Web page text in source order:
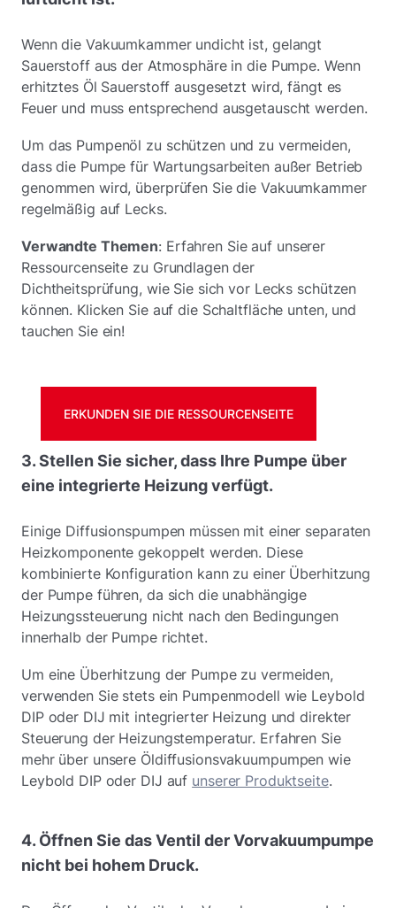
Wenn die Vakuumkammer undicht ist, gelangt
Sauerstoff aus der Atmosphäre in die Pumpe. Wenn
erhitztes Öl Sauerstoff ausgesetzt wird, fängt es
Feuer und muss entsprechend ausgetauscht werden.
Um das Pumpenöl zu schützen und zu vermeiden,
dass die Pumpe für Wartungsarbeiten außer Betrieb
genommen wird, überprüfen Sie die Vakuumkammer
regelmäßig auf Lecks.
Verwandte Themen: Erfahren Sie auf unserer
Ressourcenseite zu Grundlagen der
Dichtheitsprüfung, wie Sie sich vor Lecks schützen
können. Klicken Sie auf die Schaltfläche unten, und
tauchen Sie ein!
ERKUNDEN SIE DIE RESSOURCENSEITE
3. Stellen Sie sicher, dass Ihre Pumpe über
eine integrierte Heizung verfügt.
Einige Diffusionspumpen müssen mit einer separaten
Heizkomponente gekoppelt werden. Diese
kombinierte Konfiguration kann zu einer Überhitzung
der Pumpe führen, da sich die unabhängige
Heizungssteuerung nicht nach den Bedingungen
innerhalb der Pumpe richtet.
Um eine Überhitzung der Pumpe zu vermeiden,
verwenden Sie stets ein Pumpenmodell wie Leybold
DIP oder DIJ mit integrierter Heizung und direkter
Steuerung der Heizungstemperatur. Erfahren Sie
mehr über unsere Öldiffusionsvakuumpumpen wie
Leybold DIP oder DIJ auf unserer Produktseite.
4. Öffnen Sie das Ventil der Vorvakuumpumpe
nicht bei hohem Druck.